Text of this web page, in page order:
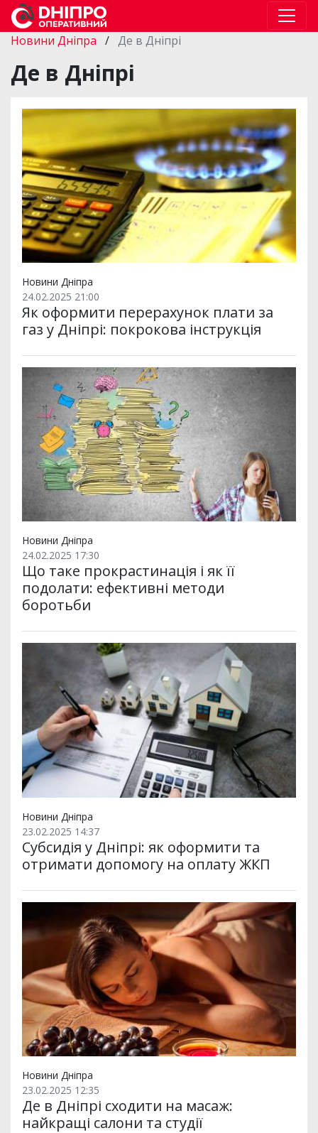
Новини Дніпра / Де в Дніпрі
Де в Дніпрі
Новини Дніпра
24.02.2025 21:00
Як оформити перерахунок плати за
газ у Дніпрі: покрокова інструкція
Новини Дніпра
24.02.2025 17:30
Що таке прокрастинація і як її
подолати: ефективні методи
боротьби
Новини Дніпра
23.02.2025 14:37
Субсидія у Дніпрі: як оформити та
отримати допомогу на оплату ЖКП
Новини Дніпра
23.02.2025 12:35
Де в Дніпрі сходити на масаж:
найкращі салони та студії